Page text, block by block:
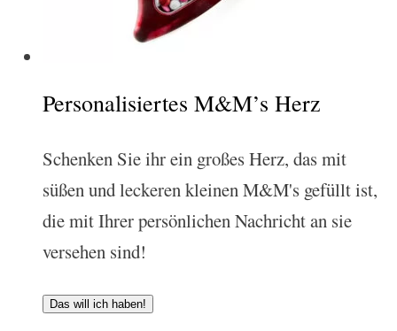
Personalisiertes M&M’s Herz
Schenken Sie ihr ein großes Herz, das mit
süßen und leckeren kleinen M&M's gefüllt ist,
die mit Ihrer persönlichen Nachricht an sie
versehen sind!
Das will ich haben!